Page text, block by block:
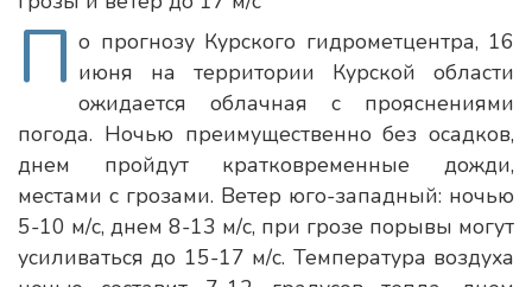
П о прогнозу Курского гидрометцентра, 16
июня на территории Курской области
ожидается облачная с прояснениями
погода. Ночью преимущественно без осадков,
днем пройдут кратковременные дожди,
местами с грозами. Ветер юго-западный: ночью
5-10 м/с, днем 8-13 м/с, при грозе порывы могут
усиливаться до 15-17 м/с. Температура воздуха